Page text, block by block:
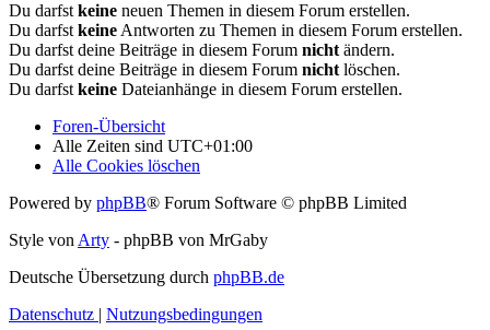
Du darfst keine neuen Themen in diesem Forum erstellen.
Du darfst keine Antworten zu Themen in diesem Forum erstellen.
Du darfst deine Beiträge in diesem Forum nicht ändern.
Du darfst deine Beiträge in diesem Forum nicht löschen.
Du darfst keine Dateianhänge in diesem Forum erstellen.
Foren-Übersicht
Alle Zeiten sind UTC+01:00
Alle Cookies löschen
Powered by phpBB® Forum Software © phpBB Limited
Style von Arty - phpBB von MrGaby
Deutsche Übersetzung durch phpBB.de
Datenschutz | Nutzungsbedingungen